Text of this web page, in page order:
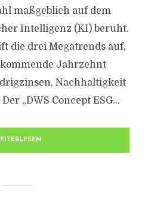
maßgeblich auf dem
Intelligenz (KI) beruht.
die drei Megatrends auf,
Jahrzehnt
Nachhaltigkeit
„DWS Concept ESG...